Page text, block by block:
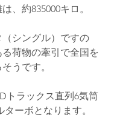
、約835000キロ。
シングル）ですの
荷物の牽引で全国を
うです。
トラックス直列6気筒
ーボとなります。